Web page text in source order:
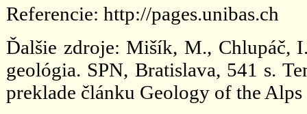
Referencie: http://pages.unibas.ch
Ďalšie zdroje: Mišík, M., Chlupáč,
geológia. SPN, Bratislava, 541 s.
preklade článku Geology of the